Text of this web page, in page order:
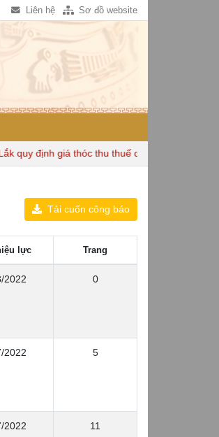
Liên hệ Sơ đồ website
định giá thóc thu thuế dùng để tính thuế sử
Tải cuốn công báo
lực Trang
2022 0
2022 5
2022 11